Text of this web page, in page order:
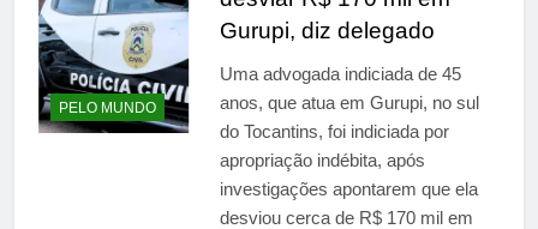
PELO MUNDO
Gurupi, diz delegado
Uma advogada indiciada de 45
anos, que atua em Gurupi, no sul
do Tocantins, foi indiciada por
apropriação indébita, após
investigações apontarem que ela
desviou cerca de R$ 170 mil em